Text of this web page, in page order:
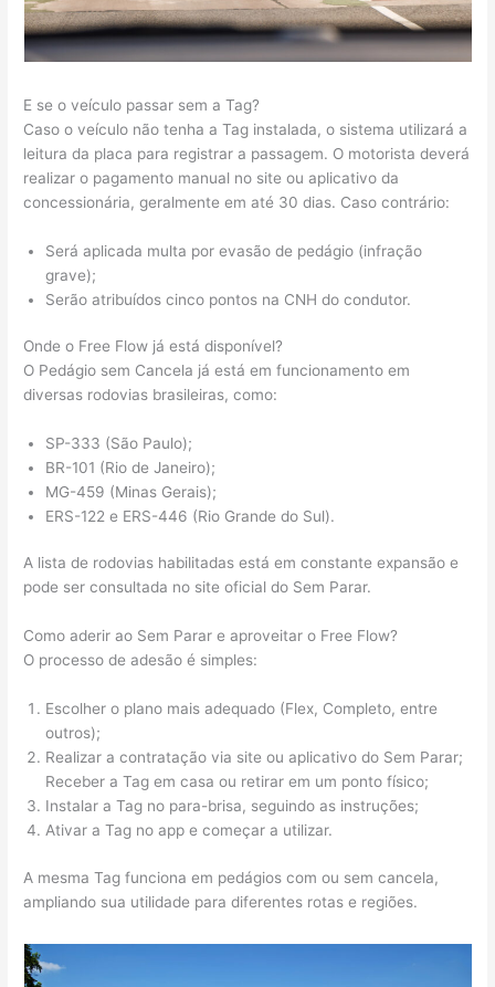
E se o veículo passar sem a Tag?
Caso o veículo não tenha a Tag instalada, o sistema utilizará a
leitura da placa para registrar a passagem. O motorista deverá
realizar o pagamento manual no site ou aplicativo da
concessionária, geralmente em até 30 dias. Caso contrário:
Será aplicada multa por evasão de pedágio (infração
grave);
Serão atribuídos cinco pontos na CNH do condutor.
Onde o Free Flow já está disponível?
O Pedágio sem Cancela já está em funcionamento em
diversas rodovias brasileiras, como:
SP-333 (São Paulo);
BR-101 (Rio de Janeiro);
MG-459 (Minas Gerais);
ERS-122 e ERS-446 (Rio Grande do Sul).
A lista de rodovias habilitadas está em constante expansão e
pode ser consultada no site oficial do Sem Parar.
Como aderir ao Sem Parar e aproveitar o Free Flow?
O processo de adesão é simples:
Escolher o plano mais adequado (Flex, Completo, entre
outros);
Realizar a contratação via site ou aplicativo do Sem Parar;
Receber a Tag em casa ou retirar em um ponto físico;
Instalar a Tag no para-brisa, seguindo as instruções;
Ativar a Tag no app e começar a utilizar.
A mesma Tag funciona em pedágios com ou sem cancela,
ampliando sua utilidade para diferentes rotas e regiões.